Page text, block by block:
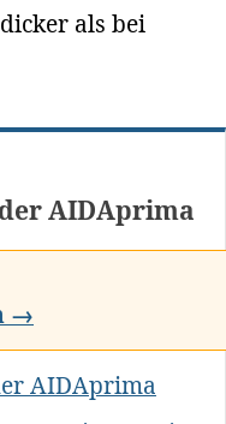
als bei
AIDAprima
→
AIDAprima